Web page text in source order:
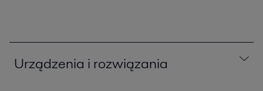
Urządzenia i rozwiązania